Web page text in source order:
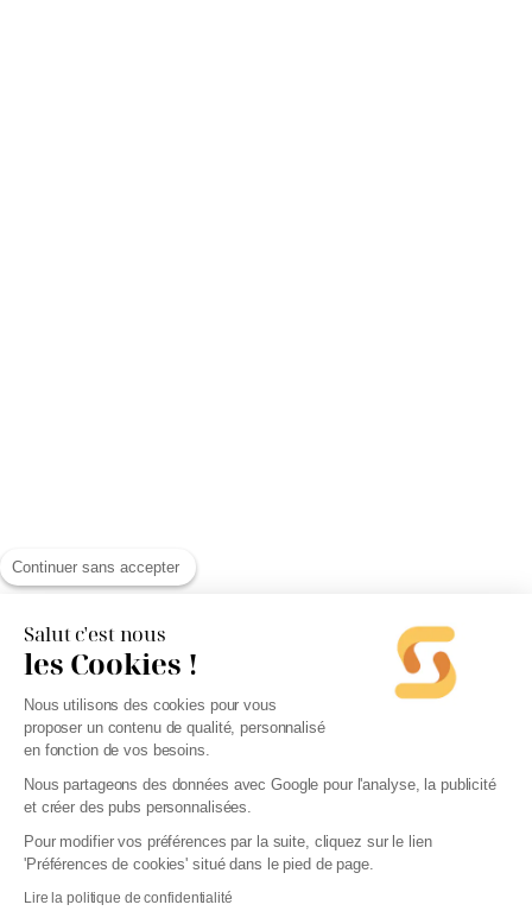
Continuer sans accepter
Salut c'est nous
les Cookies !
Nous utilisons des cookies pour vous
proposer un contenu de qualité, personnalisé
en fonction de vos besoins.
Nous partageons des données avec Google pour l'analyse, la publicité
et créer des pubs personnalisées.
Pour modifier vos préférences par la suite, cliquez sur le lien
'Préférences de cookies' situé dans le pied de page.
Lire la politique de confidentialité